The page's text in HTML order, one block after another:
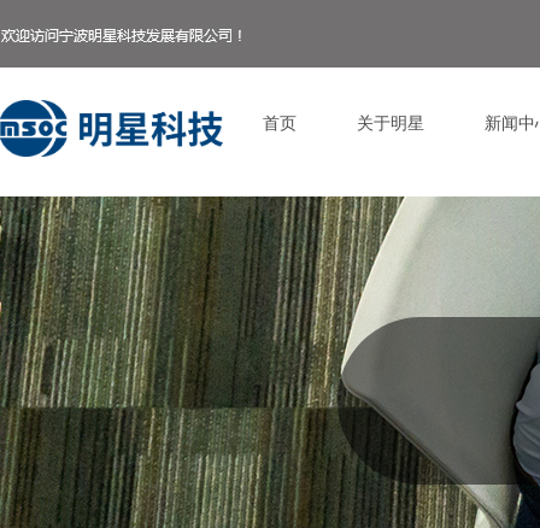
首页 关于明星 新闻中
Control Render